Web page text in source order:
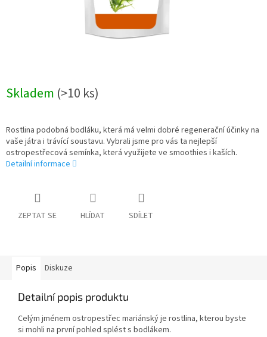
Skladem (>10 ks)
Rostlina podobná bodláku, která má velmi dobré regenerační účinky na
vaše játra i trávící soustavu. Vybrali jsme pro vás ta nejlepší
ostropestřecová semínka, která využijete ve smoothies i kaších.
Detailní informace
ZEPTAT SE HLÍDAT SDÍLET
Popis Diskuze
Detailní popis produktu
Celým jménem ostropestřec mariánský je rostlina, kterou byste
si mohli na první pohled splést s bodlákem.